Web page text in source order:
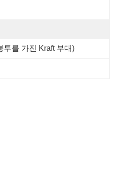
투를 가진 Kraft 부대)